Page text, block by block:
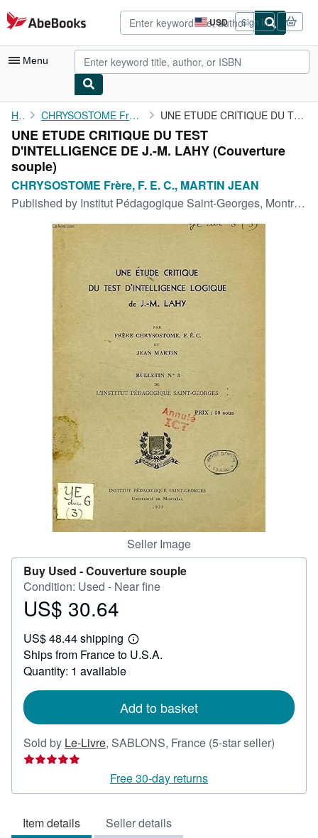
Skip to main content
AbeBooks.com USD
Site
shopping
preferences
Sign in
Menu
My Account
My Purchases
Advanced Search
Browse Collections
Art & Collectibles
Start Selling
CLOSE
Home CHRYSOSTOME Frère, F. E. C., MARTIN JEAN UNE ETUDE CRITIQUE DU TEST D'INTELLIGENCE DE J.-M. LAHY
UNE ETUDE CRITIQUE DU TEST
D'INTELLIGENCE DE J.-M. LAHY (Couverture
souple)
CHRYSOSTOME Frère, F. E. C., MARTIN JEAN
Published by Institut Pédagogique Saint-Georges, Montréal, 1939
Seller Image
Buy Used -Couverture souple
Condition: Used - Near fine
Price
30.64
US$ 30.64
US$ 48.44 shipping
Learn
more
Ships from France to U.S.A.
Quantity: 1 available
Add to basket
Sold by Le-Livre, SABLONS, France (5-star seller)
out
Free 30-day returns
Item details Seller details